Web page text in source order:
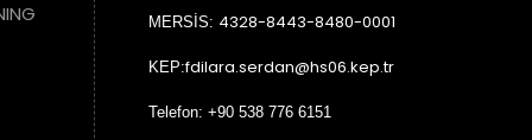
MERSİS: 4328-8443-8480-0001
KEP:fdilara.serdan@hs06.kep.tr
Telefon: +90 538 776 6151